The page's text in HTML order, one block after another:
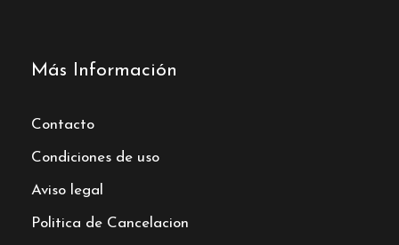
Más Información
Contacto
Condiciones de uso
Aviso legal
Politica de Cancelacion